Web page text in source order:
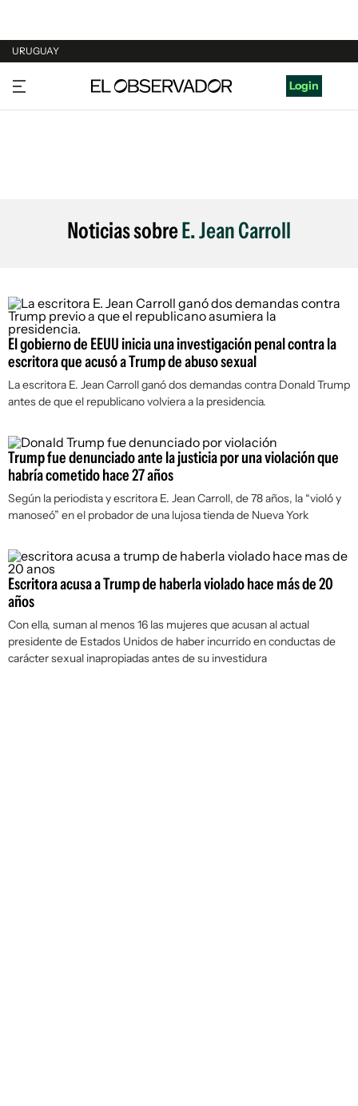
URUGUAY
URUGUAY
ARGENTINA
Login
Noticias sobreE. Jean Carroll
El gobierno de EEUU inicia una investigación penal contra la
escritora que acusó a Trump de abuso sexual
La escritora E. Jean Carroll ganó dos demandas contra Donald Trump
antes de que el republicano volviera a la presidencia.
Trump fue denunciado ante la justicia por una violación que
habría cometido hace 27 años
Según la periodista y escritora E. Jean Carroll, de 78 años, la “violó y
manoseó” en el probador de una lujosa tienda de Nueva York
Escritora acusa a Trump de haberla violado hace más de 20
años
Con ella, suman al menos 16 las mujeres que acusan al actual
presidente de Estados Unidos de haber incurrido en conductas de
carácter sexual inapropiadas antes de su investidura